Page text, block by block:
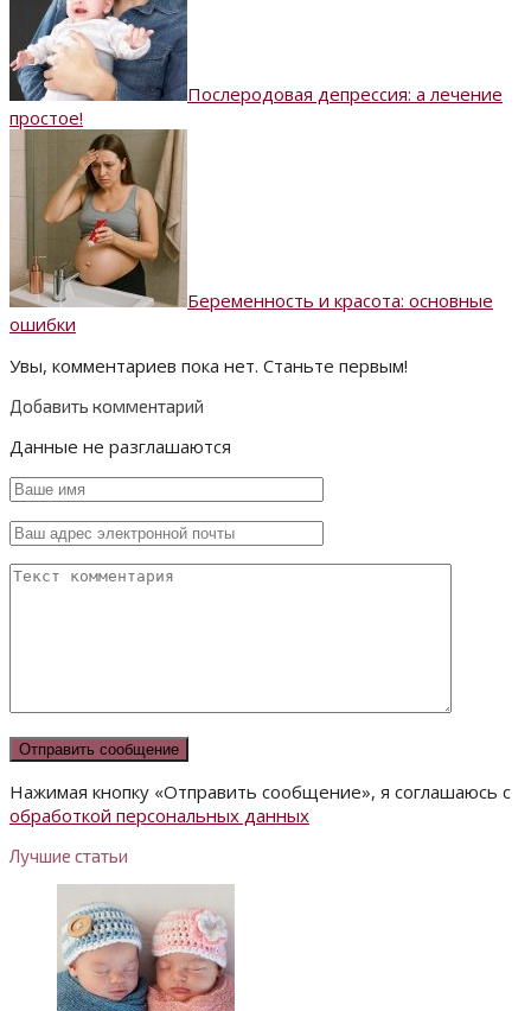
Послеродовая депрессия: а лечение
простое!
Беременность и красота: основные
ошибки
Увы, комментариев пока нет. Станьте первым!
Добавить комментарий
Данные не разглашаются
Нажимая кнопку «Отправить сообщение», я соглашаюсь с
обработкой персональных данных
Лучшие статьи